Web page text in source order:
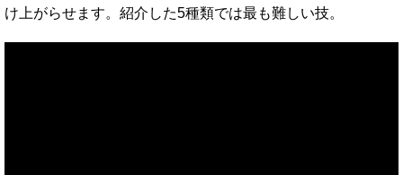
け上がらせます。紹介した5種類では最も難しい技。